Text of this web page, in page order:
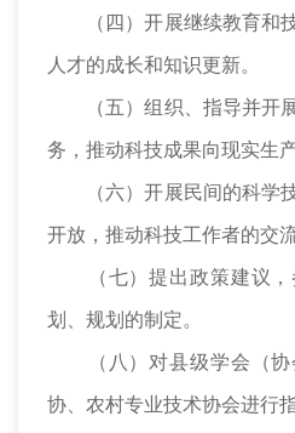
（四）开展继续教育和
人才的成长和知识更新。
（五）组织、指导并开展
务，推动科技成果向现实生产
（六）开展民间的科学
开放，推动科技工作者的交流
（七）提出政策建议，
划、规划的制定。
（八）对县级学会（协
协、农村专业技术协会进行